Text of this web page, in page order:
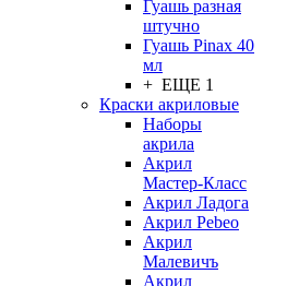
Гуашь разная
штучно
Гуашь Pinax 40
мл
+ ЕЩЕ 1
Краски акриловые
Наборы
акрила
Акрил
Мастер-Класс
Акрил Ладога
Акрил Pebeo
Акрил
Малевичъ
Акрил